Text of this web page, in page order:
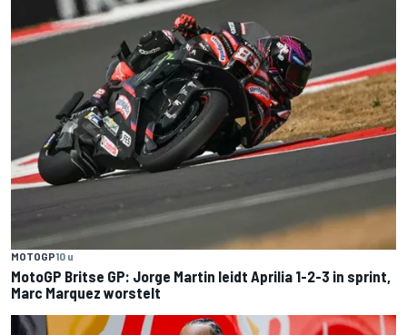
MOTOGP10 u
MotoGP Britse GP: Jorge Martin leidt Aprilia 1-2-3 in sprint,
Marc Marquez worstelt